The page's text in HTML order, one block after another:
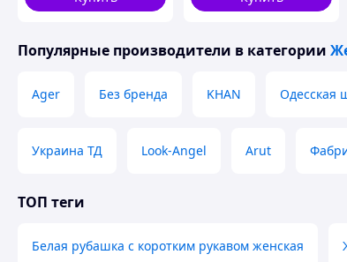
Популярные производители в категории
Ager Без бренда KHAN Одесская
Украина ТД Look-Angel Arut
ТОП теги
Белая рубашка с коротким рукавом женская